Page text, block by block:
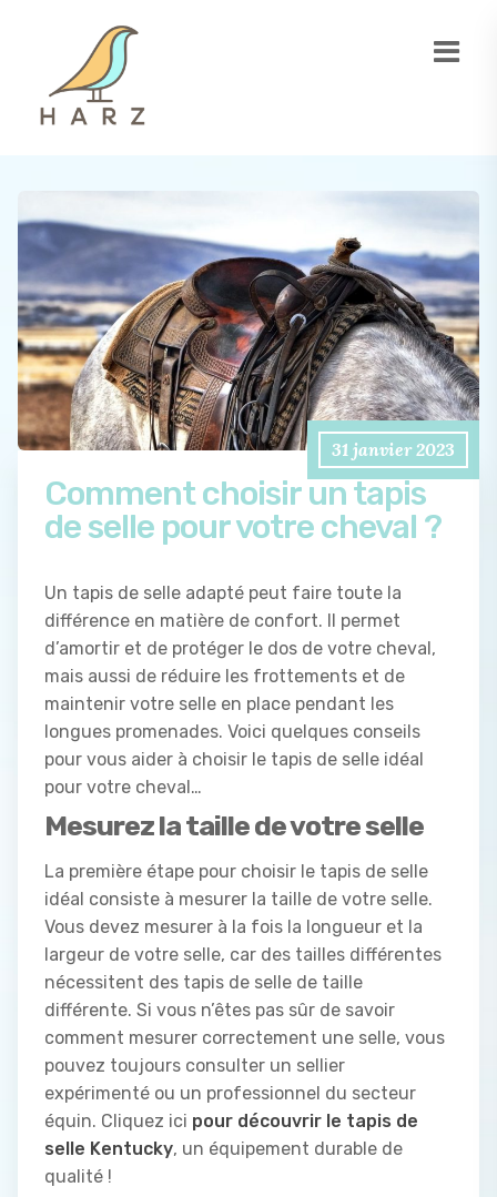
31 janvier 2023
Comment choisir un tapis
de selle pour votre cheval ?
Un tapis de selle adapté peut faire toute la
différence en matière de confort. Il permet
d’amortir et de protéger le dos de votre cheval,
mais aussi de réduire les frottements et de
maintenir votre selle en place pendant les
longues promenades. Voici quelques conseils
pour vous aider à choisir le tapis de selle idéal
pour votre cheval…
Mesurez la taille de votre selle
La première étape pour choisir le tapis de selle
idéal consiste à mesurer la taille de votre selle.
Vous devez mesurer à la fois la longueur et la
largeur de votre selle, car des tailles différentes
nécessitent des tapis de selle de taille
différente. Si vous n’êtes pas sûr de savoir
comment mesurer correctement une selle, vous
pouvez toujours consulter un sellier
expérimenté ou un professionnel du secteur
équin. Cliquez ici pour découvrir le tapis de
selle Kentucky, un équipement durable de
qualité !